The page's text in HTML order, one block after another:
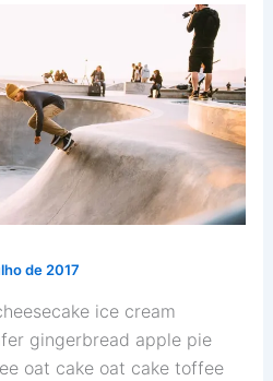
de 2017
ice cream
gingerbread apple pie
oat cake oat cake toffee